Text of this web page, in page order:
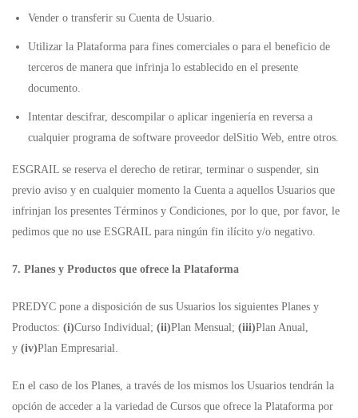
Vender o transferir su Cuenta de Usuario.
Utilizar la Plataforma para fines comerciales o para el beneficio de
terceros de manera que infrinja lo establecido en el presente
documento.
Intentar descifrar, descompilar o aplicar ingeniería en reversa a
cualquier programa de software proveedor delSitio Web, entre otros.
ESGRAIL se reserva el derecho de retirar, terminar o suspender, sin
previo aviso y en cualquier momento la Cuenta a aquellos Usuarios que
infrinjan los presentes Términos y Condiciones, por lo que, por favor, le
pedimos que no use ESGRAIL para ningún fin ilícito y/o negativo.
7. Planes y Productos que ofrece la Plataforma
PREDYC pone a disposición de sus Usuarios los siguientes Planes y
Productos: (i)Curso Individual; (ii)Plan Mensual; (iii)Plan Anual,
y (iv)Plan Empresarial.
En el caso de los Planes, a través de los mismos los Usuarios tendrán la
opción de acceder a la variedad de Cursos que ofrece la Plataforma por